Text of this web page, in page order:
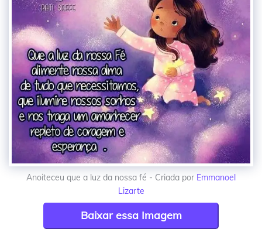
Anoiteceu que a luz da nossa fé - Criada por Emmanoel
Lizarte
Baixar essa Imagem